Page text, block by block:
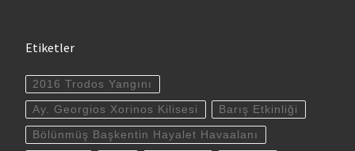
Etiketler
2016 Trodos Yangını
Ay. Georgios Xorinos Kilisesi Barış Etkinliği
Bölünmüş Başkentin Hayalet Havaalanı